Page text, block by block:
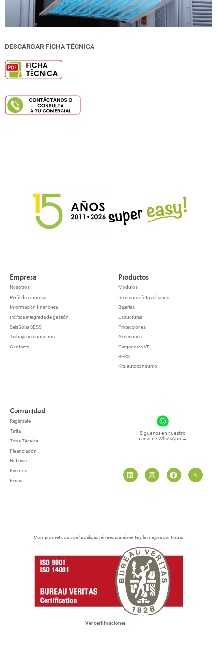
DESCARGAR FICHA TÉCNICA
Empresa
Nosotros
Perfil de empresa
Información financiera
Política integrada de gestión
SeisSolar BESS
Trabaja con nosotros
Contacto
Productos
Módulos
Inversores fotovoltaicos
Baterías
Estructuras
Protecciones
Accesorios
Cargadores VE
BESS
Kits autoconsumo
Comunidad
Regístrate
Tarifa
Zona Técnica
Financiación
Noticias
Eventos
Ferias
Síguenos en nuestro
canal de WhatsApp →
Comprometidos con la calidad, el medioambiente y la mejora continua.
Ver certificaciones →